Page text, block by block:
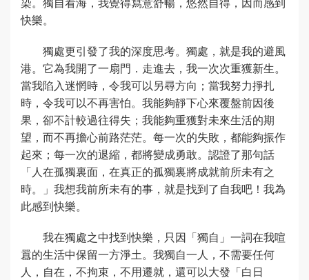
快樂。
獨處更引發了我的深度思考。獨處，就是我的避風
港。它為我開了一扇門．走進去，我一次次重獲新生。
當我陷入迷惘時，令我可以另尋方向；當我努力掙扎
時，令我可以不再害怕。我能夠靜下心來覆盤前因後
果，卻不計較過往得失；我能夠重獲對未來生活的期
望，而不再擔心前路茫茫。每一次的失敗，都能夠振作
起來；每一次的退縮，都將變成勇敢。認證了那句話
「人在孤獨裏面，在真正的孤獨裏將成就前所未有之
時。」我想我前所未有的事，就是找到了自我吧！我為
此感到快樂。
我在獨處之中找到快樂，只因「獨自」一詞在我喧
囂的生活中保留一方淨土。我獨自一人，不需要任何
人，自在，不拘束，不用遷就，還可以大發「白日